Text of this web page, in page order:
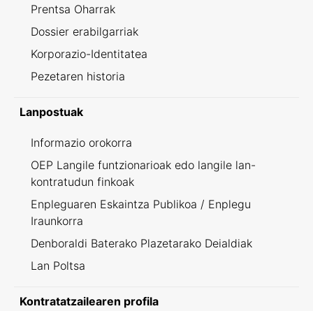
Prentsa Oharrak
Dossier erabilgarriak
Korporazio-Identitatea
Pezetaren historia
Lanpostuak
Informazio orokorra
OEP Langile funtzionarioak edo langile lan-
kontratudun finkoak
Enpleguaren Eskaintza Publikoa / Enplegu
Iraunkorra
Denboraldi Baterako Plazetarako Deialdiak
Lan Poltsa
Kontratatzailearen profila